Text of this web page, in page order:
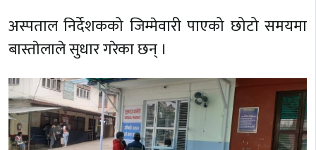
अस्पताल निर्देशकको जिम्मेवारी पाएको छोटो समयमा
बास्ताेलाले सुधार गरेका छन् ।